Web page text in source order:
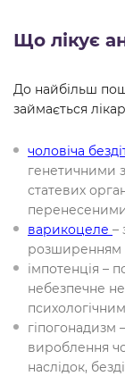
Що лікує
До найбільш
займається лікар
чоловіча
генетичними
статевих
варикоцеле –
розширенням
імпотенція –
небезпечне
вироблення
наслідок,